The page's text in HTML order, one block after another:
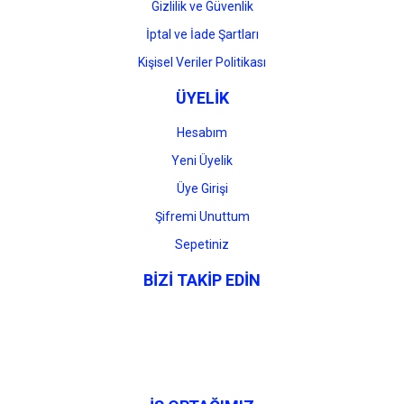
Gizlilik ve Güvenlik
İptal ve İade Şartları
Kişisel Veriler Politikası
ÜYELİK
Hesabım
Yeni Üyelik
Üye Girişi
Şifremi Unuttum
Sepetiniz
BİZİ TAKİP EDİN